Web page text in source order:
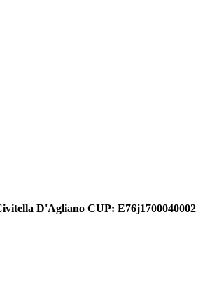
D'Agliano CUP: E76j1700040002